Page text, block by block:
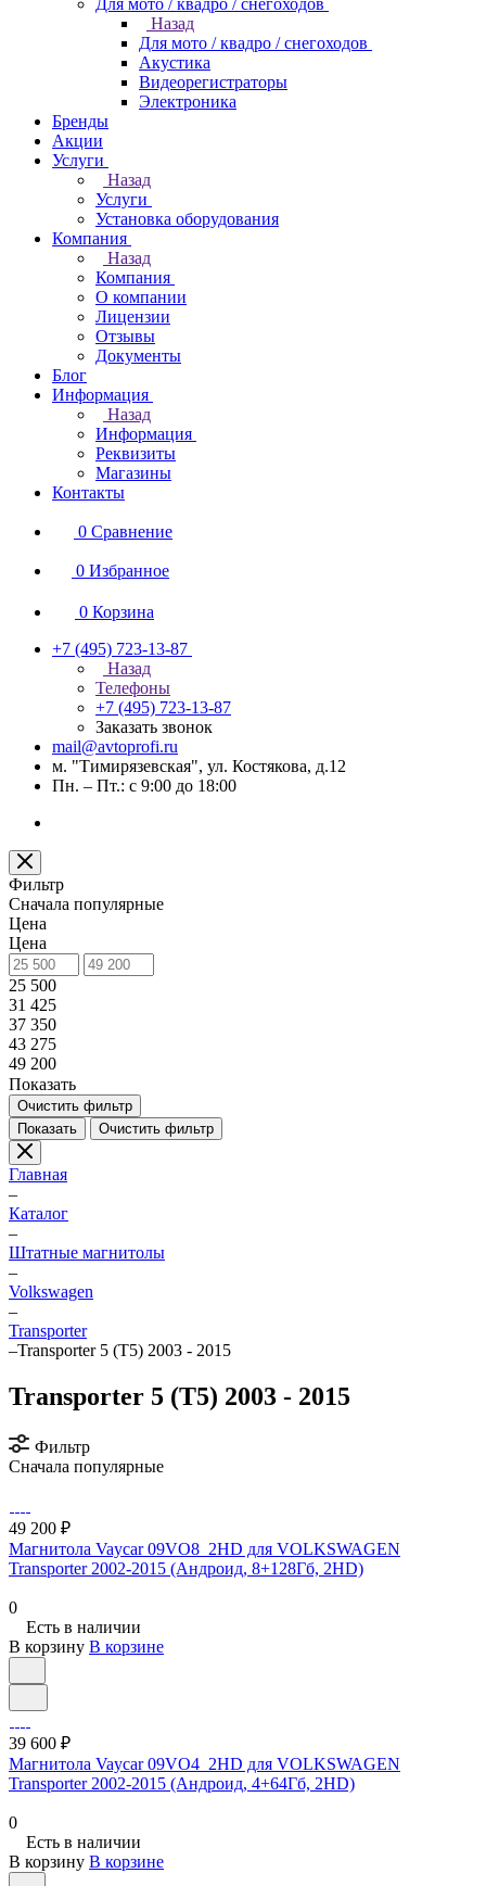
Для мото / квадро / снегоходов
Назад
Для мото / квадро / снегоходов
Акустика
Видеорегистраторы
Электроника
Бренды
Акции
Услуги
Назад
Услуги
Установка оборудования
Компания
Назад
Компания
О компании
Лицензии
Отзывы
Документы
Блог
Информация
Назад
Информация
Реквизиты
Магазины
Контакты
0 Сравнение
0 Избранное
0 Корзина
+7 (495) 723-13-87
Назад
Телефоны
+7 (495) 723-13-87
Заказать звонок
mail@avtoprofi.ru
м. "Тимирязевская", ул. Костякова, д.12
Пн. – Пт.: с 9:00 до 18:00
Фильтр
Сначала популярные
Цена
Цена
25 500
31 425
37 350
43 275
49 200
Показать
Очистить фильтр
Показать
Очистить фильтр
Главная
–
Каталог
–
Штатные магнитолы
–
Volkswagen
–
Transporter
–Transporter 5 (T5) 2003 - 2015
Transporter 5 (T5) 2003 - 2015
Фильтр
Сначала популярные
49 200 ₽
Магнитола Vaycar 09VO8_2HD для VOLKSWAGEN
Transporter 2002-2015 (Андроид, 8+128Гб, 2HD)
0
Есть в наличии
В корзину В корзине
39 600 ₽
Магнитола Vaycar 09VO4_2HD для VOLKSWAGEN
Transporter 2002-2015 (Андроид, 4+64Гб, 2HD)
0
Есть в наличии
В корзину В корзине